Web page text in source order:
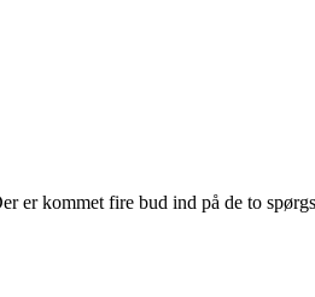
er kommet fire bud ind på de to